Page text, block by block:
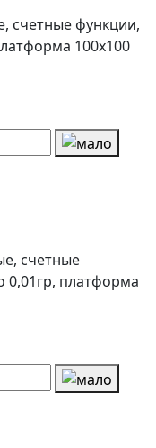
счетные функции,
100x100
счетные
0,01гр, платформа